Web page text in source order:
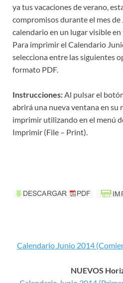
ya tus vacaciones de verano,
compromisos durante el mes de
calendario en un lugar visible
Para imprimir el Calendario
selecciona entre las siguientes
formato PDF.
Instrucciones:Al pulsar el
abrirá una nueva ventana en su
imprimir utilizando en el menú
Imprimir (File – Print).
Calendario Junio 2014
NUEVOS